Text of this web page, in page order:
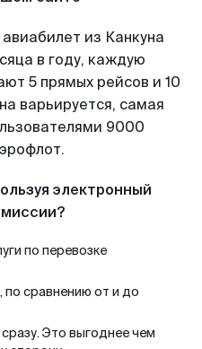
из Канкуна
в году, каждую
5 прямых рейсов и 10
варьируется, самая
9000
электронный
по перевозке
сравнению от и до
Это выгоднее чем